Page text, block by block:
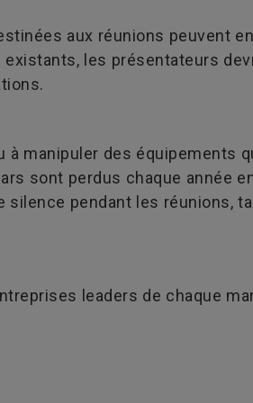
aux réunions peuvent
les présentateurs
manipuler des équipements
sont perdus chaque année
silence pendant les réunions,
leaders de chaque